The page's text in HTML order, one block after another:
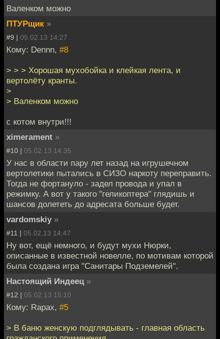
Валенком можно
ПТУРщик »
#9 | 05.02.13 14:27
Кому: Dennn, #8
> > > Хорошая мухобойка и клейкая лента, и
вертолёту кранты.
>
> Валенком можно
с котом внутри!!!
ximerament »
#10 | 05.02.13 14:35
У нас в области пару лет назад на игрушечном
вертолетики пытались в СИЗО наркоту переправить.
Тогда не фортануло - задел провода и упал в
режимку. А вот у такого "геликоптера" глядишь и
шансов долететь до адресата больше будет.
vardomskiy »
#11 | 05.02.13 14:47
Ну вот, ещё немного, и будут мухи Нюрки,
описанные в известной новелле, по мотивам которой
была создана игра "Санитары Подземелей".
Настоящий Индеец »
#12 | 05.02.13 15:10
Кому: Rapax, #5
> В баню женскую подглядывать - главная область